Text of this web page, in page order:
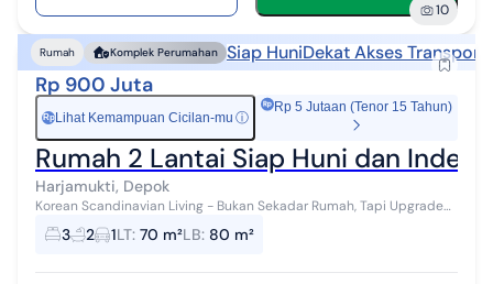
10
Rumah Komplek Perumahan Siap HuniDekat Akses
Rp 900 Juta
Rp Lihat Kemampuan Cicilan-mu ⓘ
Rp 5 Jutaan (Tenor 15 Tahun)
Rumah 2 Lantai Siap Huni dan
Harjamukti, Depok
Korean Scandinavian Living - Bukan Sekadar Rumah, Tapi Upgrade
Lifestyle ✨ Punya rumah 2 lantai estetik di area Cibubur sekarang
nggak harus nun...
3 2 1LT: 70 m²LB: 80 m²